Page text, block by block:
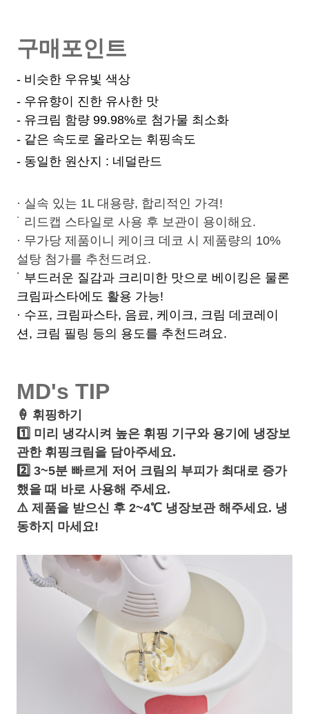
구매포인트
- 비슷한 우유빛 색상
- 우유향이 진한 유사한 맛
- 유크림 함량 99.98%로 첨가물 최소화
- 같은 속도로 올라오는 휘핑속도
- 동일한 원산지 : 네덜란드
· 실속 있는 1L 대용량, 합리적인 가격!
˙ 리드캡 스타일로 사용 후 보관이 용이해요.
· 무가당 제품이니 케이크 데코 시 제품량의 10%
설탕 첨가를 추천드려요.
˙ 부드러운 질감과 크리미한 맛으로 베이킹은 물론
크림파스타에도 활용 가능!
· 수프, 크림파스타, 음료, 케이크, 크림 데코레이
션, 크림 필링 등의 용도를 추천드려요.
MD's TIP
🍦 휘핑하기
1️⃣ 미리 냉각시켜 높은 휘핑 기구와 용기에 냉장보
관한 휘핑크림을 담아주세요.
2️⃣ 3~5분 빠르게 저어 크림의 부피가 최대로 증가
했을 때 바로 사용해 주세요.
⚠️ 제품을 받으신 후 2~4℃ 냉장보관 해주세요. 냉
동하지 마세요!